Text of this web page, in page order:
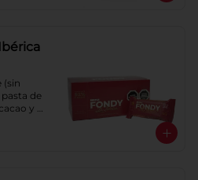
(sin
pasta de
y